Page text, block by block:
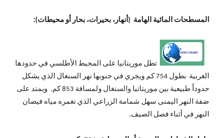
المسطحات المائية الهامة (أنهار، بحيرات، بحار أو محيطات):
تطل موريتانيا على المحيط الأطلسي في حدودها
الغربية بطول 754 كم ويجري في جنوبها نهر السنغال الذي يشكل
حدوداً طبيعية بين موريتانيا والسنغال ولمسافة 853 كم. ويمتد على
ضفة النهر اليمنى سهل شمامة الزراعي الذي تغمره مياه فيضان
النهر في أثناء فصل الصيف.